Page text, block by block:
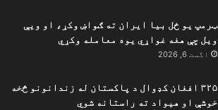
ټرمپ یو ځل بیا ایران ته ګواښ وکړ، او ویې
ویل چې هغه غواړي یوه معامله وکړي
اگست 6, 2026
۳۲۵ افغان کډوال د پاکستان له زندانونو څخه
خوشې او هیواد ته راستانه شوي